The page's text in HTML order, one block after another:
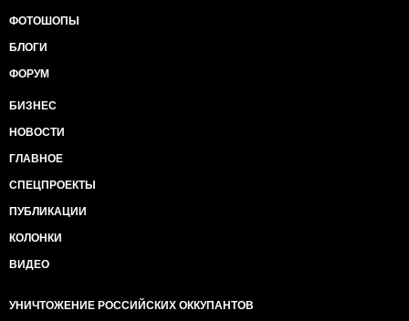
ФОТОШОПЫ
БЛОГИ
ФОРУМ
БИЗНЕС
НОВОСТИ
ГЛАВНОЕ
СПЕЦПРОЕКТЫ
ПУБЛИКАЦИИ
КОЛОНКИ
ВИДЕО
УНИЧТОЖЕНИЕ РОССИЙСКИХ ОККУПАНТОВ